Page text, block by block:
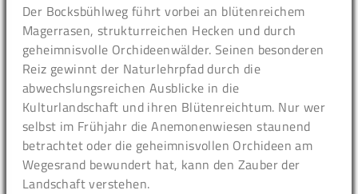
Der Bocksbühlweg führt vorbei an blütenreichem
Magerrasen, strukturreichen Hecken und durch
geheimnisvolle Orchideenwälder. Seinen besonderen
Reiz gewinnt der Naturlehrpfad durch die
abwechslungsreichen Ausblicke in die
Kulturlandschaft und ihren Blütenreichtum. Nur wer
selbst im Frühjahr die Anemonenwiesen staunend
betrachtet oder die geheimnisvollen Orchideen am
Wegesrand bewundert hat, kann den Zauber der
Landschaft verstehen.